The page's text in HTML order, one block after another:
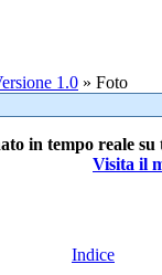
1.0 » Foto
in tempo reale
Visita il
Indice